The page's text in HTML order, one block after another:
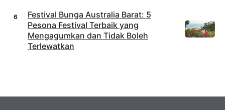
Festival Bunga Australia Barat: 5
Pesona Festival Terbaik yang
Mengagumkan dan Tidak Boleh
Terlewatkan